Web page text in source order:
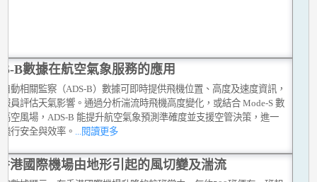
B數據在航空氣象服務的應用
動相關監察（ADS-B）數據可即時提供飛機位置、高度及速度資訊，
員評估天氣影響。通過分析湍流時飛機高度變化，或結合 Mode-S 數
空風場，ADS-B 能提升航空氣象預測準確度並支援空管決策，進一
行安全與效率。 ...閱讀更多
港國際機場由地形引起的風切變及湍流